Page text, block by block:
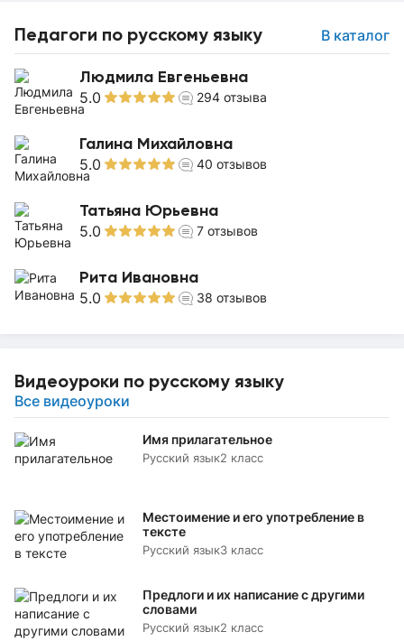
Педагоги по русскому языку В каталог
Людмила Евгеньевна
5.0 294 отзыва
Галина Михайловна
5.0 40 отзывов
Татьяна Юрьевна
5.0 7 отзывов
Рита Ивановна
5.0 38 отзывов
Видеоуроки по русскому языку
Все видеоуроки
Имя прилагательное
Русский язык2 класс
Местоимение и его употребление в
тексте
Русский язык3 класс
Предлоги и их написание с другими
словами
Русский язык2 класс